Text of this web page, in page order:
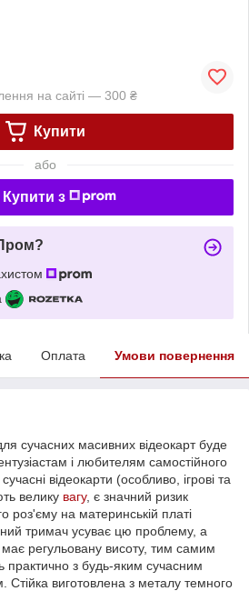
на сайті — 300 ₴
Купити
або
Купити з
Оплата Умови повернення
сучасних масивних відеокарт буде
і любителям самостійного
відеокарти (особливо, ігрові та
велику вагу, є значний ризик
роз'єму на материнській платі
тримач усуває цю проблему, а
має регульовану висоту, тим самим
практично з будь-яким сучасним
виготовлена ​​з металу темного